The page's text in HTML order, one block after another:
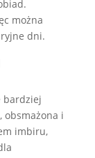
można
dni.
bardziej
obsmażona i
imbiru,